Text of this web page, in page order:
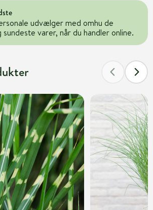
udvælger med omhu de
varer, når du handler online.